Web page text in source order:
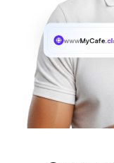
wwwMyCafe